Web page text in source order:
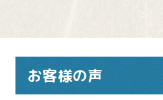
お客様の声